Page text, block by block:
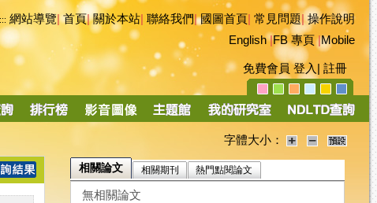
::: 網站導覽|首頁|關於本站 聯絡我們|國圖首頁 常見問題|操作說明
English|FB 專頁|Mobile
免費會員 登入 註冊
字體大小：
相關論文 相關期刊 熱門點閱論文
無相關論文